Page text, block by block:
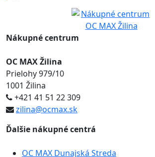
Nákupné centrum
OC MAX Žilina
Prielohy 979/10
1001 Žilina
+421 41 51 22 309
zilina@ocmax.sk
Ďalšie nákupné centrá
OC MAX Dunajská Streda